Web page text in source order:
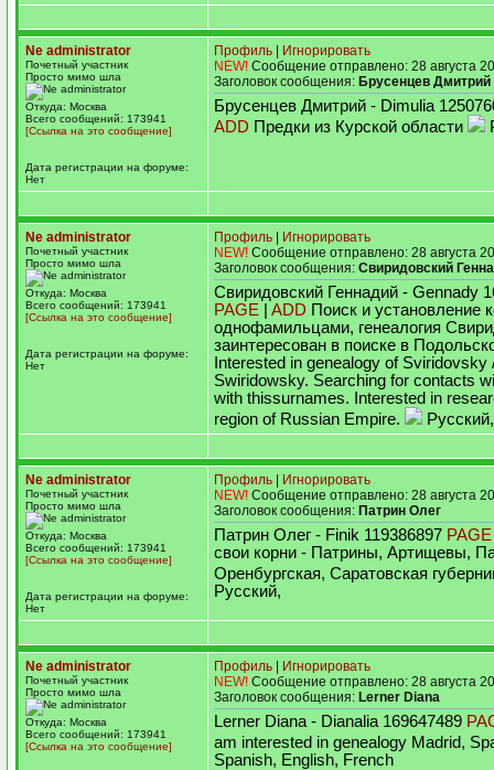
Ne administrator
Почетный участник
Просто мимо шла
Откуда: Москва
Всего сообщений: 173941
[Ссылка на это сообщение]
Дата регистрации на форуме:
Нет
Профиль
Игнорировать
NEW! Сообщение отправлено: 28 августа
Заголовок сообщения: Брусенцев Дмитрий
Брусенцев Дмитрий - Dimulia
ADD Предки из Курской области
Ne administrator
Почетный участник
Просто мимо шла
Откуда: Москва
Всего сообщений: 173941
[Ссылка на это сообщение]
Дата регистрации на форуме:
Нет
Профиль
Игнорировать
NEW! Сообщение отправлено: 28 августа
Заголовок сообщения: Свиридовский
Свиридовский Геннадий - Gennady
PAGE
ADD Поиск и установление
однофамильцами, генеалогия
заинтересован в поиске в
Interested in genealogy of
Swiridowsky. Searching for contacts
with thissurnames. Interested in
region of Russian Empire.
Ne administrator
Почетный участник
Просто мимо шла
Откуда: Москва
Всего сообщений: 173941
[Ссылка на это сообщение]
Дата регистрации на форуме:
Нет
Профиль
Игнорировать
NEW! Сообщение отправлено: 28 августа
Заголовок сообщения: Патрин Олег
Патрин Олег - Finik 119386897 PAGE
свои корни - Патрины, Артищевы,
Оренбургская, Саратовская
Русский,
Ne administrator
Почетный участник
Просто мимо шла
Откуда: Москва
Всего сообщений: 173941
[Ссылка на это сообщение]
Профиль
Игнорировать
NEW! Сообщение отправлено: 28 августа
Заголовок сообщения: Lerner Diana
Lerner Diana - Dianalia 169647489
am interested in genealogy Madrid,
Spanish, English, French